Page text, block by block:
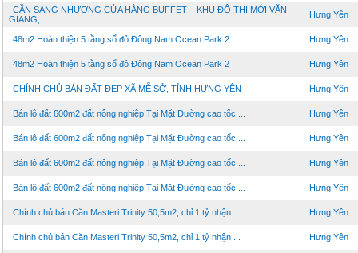
CẦN SANG NHƯỢNG CỬA HÀNG BUFFET – KHU ĐÔ THỊ MỚI VĂN
GIANG, ...
Hưng Yên
48m2 Hoàn thiện 5 tầng sổ đỏ Đông Nam Ocean Park 2 Hưng Yên
48m2 Hoàn thiện 5 tầng sổ đỏ Đông Nam Ocean Park 2 Hưng Yên
CHÍNH CHỦ BÁN ĐẤT ĐẸP XÃ MỄ SỞ, TỈNH HƯNG YÊN Hưng Yên
Bán lô đất 600m2 đất nông nghiệp Tại Mặt Đường cao tốc ... Hưng Yên
Bán lô đất 600m2 đất nông nghiệp Tại Mặt Đường cao tốc ... Hưng Yên
Bán lô đất 600m2 đất nông nghiệp Tại Mặt Đường cao tốc ... Hưng Yên
Bán lô đất 600m2 đất nông nghiệp Tại Mặt Đường cao tốc ... Hưng Yên
Chính chủ bán Căn Masteri Trinity 50,5m2, chỉ 1 tỷ nhận ... Hưng Yên
Chính chủ bán Căn Masteri Trinity 50,5m2, chỉ 1 tỷ nhận ... Hưng Yên